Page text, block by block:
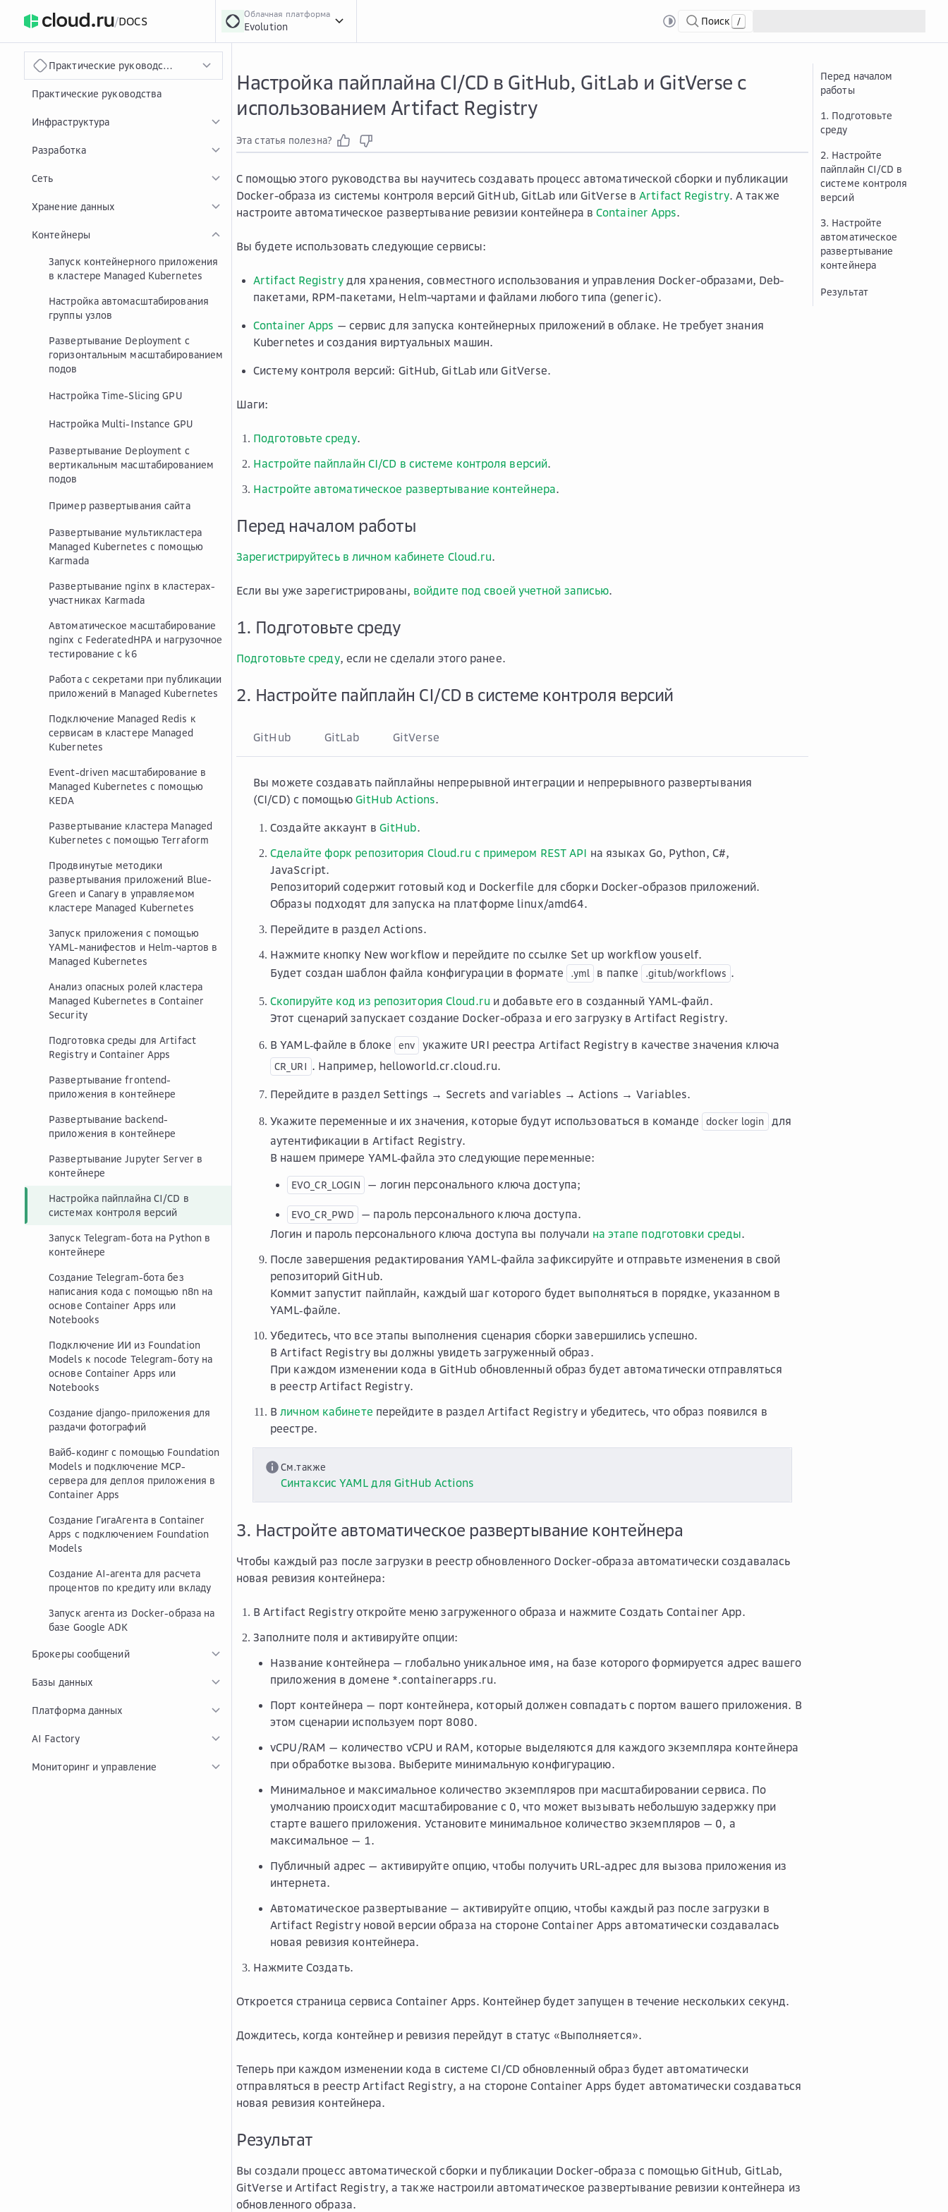
/DOCS
Облачная платформа
Evolution Поиск /
Практические руководства Evolution
Практические руководства
Инфраструктура
Разработка
Сеть
Хранение данных
Контейнеры
Запуск контейнерного приложения
в кластере Managed Kubernetes
Настройка автомасштабирования
группы узлов
Развертывание Deployment с
горизонтальным масштабированием
подов
Настройка Time-Slicing GPU
Настройка Multi-Instance GPU
Развертывание Deployment с
вертикальным масштабированием
подов
Пример развертывания сайта
Развертывание мультикластера
Managed Kubernetes с помощью
Karmada
Развертывание nginx в кластерах-
участниках Karmada
Автоматическое масштабирование
nginx с FederatedHPA и нагрузочное
тестирование с k6
Работа с секретами при публикации
приложений в Managed Kubernetes
Подключение Managed Redis к
сервисам в кластере Managed
Kubernetes
Event-driven масштабирование в
Managed Kubernetes с помощью
KEDA
Развертывание кластера Managed
Kubernetes с помощью Terraform
Продвинутые методики
развертывания приложений Blue-
Green и Canary в управляемом
кластере Managed Kubernetes
Запуск приложения с помощью
YAML-манифестов и Helm-чартов в
Managed Kubernetes
Анализ опасных ролей кластера
Managed Kubernetes в Container
Security
Подготовка среды для Artifact
Registry и Container Apps
Развертывание frontend-
приложения в контейнере
Развертывание backend-
приложения в контейнере
Развертывание Jupyter Server в
контейнере
Настройка пайплайна CI/CD в
системах контроля версий
Запуск Telegram-бота на Python в
контейнере
Создание Telegram-бота без
написания кода с помощью n8n на
основе Container Apps или
Notebooks
Подключение ИИ из Foundation
Models к nocode Telegram-боту на
основе Container Apps или
Notebooks
Создание django-приложения для
раздачи фотографий
Вайб-кодинг с помощью Foundation
Models и подключение MCP-
сервера для деплоя приложения в
Container Apps
Создание ГигаАгента в Container
Apps с подключением Foundation
Models
Создание AI-агента для расчета
процентов по кредиту или вкладу
Запуск агента из Docker-образа на
базе Google ADK
Брокеры сообщений
Базы данных
Платформа данных
AI Factory
Мониторинг и управление
Настройка пайплайна CI/CD в GitHub, GitLab и GitVerse с
использованием Artifact Registry
Эта статья полезна?
С помощью этого руководства вы научитесь создавать процесс автоматической сборки и публикации
Docker-образа из системы контроля версий GitHub, GitLab или GitVerse вArtifact Registry. А также
настроите автоматическое развертывание ревизии контейнера вContainer Apps.
Вы будете использовать следующие сервисы:
Artifact Registryдля хранения, совместного использования и управления Docker-образами, Deb-
пакетами, RPM-пакетами, Helm-чартами и файлами любого типа (generic).
Container Apps — сервис для запуска контейнерных приложений в облаке. Не требует знания
Kubernetes и создания виртуальных машин.
Систему контроля версий: GitHub, GitLab или GitVerse.
Шаги:
Подготовьте среду.
Настройте пайплайн CI/CD в системе контроля версий.
Настройте автоматическое развертывание контейнера.
Перед началом работы
Зарегистрируйтесь в личном кабинете Cloud.ru.
Если вы уже зарегистрированы, войдите под своей учетной записью.
1. Подготовьте среду
Подготовьте среду, если не сделали этого ранее.
2. Настройте пайплайн CI/CD в системе контроля версий
GitHub GitLab GitVerse
Вы можете создавать пайплайны непрерывной интеграции и непрерывного развертывания
(CI/CD) с помощью GitHub Actions.
Создайте аккаунт в GitHub.
Cделайте форк репозитория Cloud.ru с примером REST API на языках Go, Python, C#,
JavaScript.
Репозиторий содержит готовый код и Dockerfile для сборки Docker-образов приложений.
Образы подходят для запуска на платформе linux/amd64.
Перейдите в раздел Actions.
Нажмите кнопку New workflow и перейдите по ссылке Set up workflow youself.
Будет создан шаблон файла конфигурации в формате
.yml в папке .gitub/workflows .
Скопируйте код из репозитория Cloud.ru и добавьте его в созданный YAML-файл.
Этот сценарий запускает создание Docker-образа и его загрузку в Artifact Registry.
В YAML‑файле в блоке
env укажите URI реестра Artifact Registry в качестве значения ключа
CR_URI . Например, helloworld.cr.cloud.ru.
Перейдите в раздел Settings → Secrets and variables → Actions → Variables.
Укажите переменные и их значения, которые будут использоваться в команде
docker login
для
аутентификации в Artifact Registry.
В нашем примере YAML‑файла это следующие переменные:
EVO_CR_LOGIN — логин персонального ключа доступа;
EVO_CR_PWD
— пароль персонального ключа доступа.
Логин и пароль персонального ключа доступа вы получали на этапе подготовки среды.
После завершения редактирования YAML-файла зафиксируйте и отправьте изменения в свой
репозиторий GitHub.
Коммит запустит пайплайн, каждый шаг которого будет выполняться в порядке, указанном в
YAML‑файле.
Убедитесь, что все этапы выполнения сценария сборки завершились успешно.
В Artifact Registry вы должны увидеть загруженный образ.
При каждом изменении кода в GitHub обновленный образ будет автоматически отправляться
в реестр Artifact Registry.
Вличном кабинете перейдите в раздел Artifact Registry и убедитесь, что образ появился в
реестре.
См.также
Синтаксис YAML для GitHub Actions
3. Настройте автоматическое развертывание контейнера
Чтобы каждый раз после загрузки в реестр обновленного Docker-образа автоматически создавалась
новая ревизия контейнера:
В Artifact Registry откройте меню загруженного образа и нажмитеСоздать Container App.
Заполните поля и активируйте опции:
Название контейнера — глобально уникальное имя, на базе которого формируется адрес вашего
приложения в домене *.containerapps.ru.
Порт контейнера — порт контейнера, который должен совпадать с портом вашего приложения. В
этом сценарии используем порт 8080.
vCPU/RAM — количество vCPU и RAM, которые выделяются для каждого экземпляра контейнера
при обработке вызова. Выберите минимальную конфигурацию.
Минимальное и максимальное количество экземпляров при масштабировании сервиса. По
умолчанию происходит масштабирование с 0, что может вызывать небольшую задержку при
старте вашего приложения. Установите минимальное количество экземпляров — 0, а
максимальное — 1.
Публичный адрес — активируйте опцию, чтобы получить URL-адрес для вызова приложения из
интернета.
Автоматическое развертывание — активируйте опцию, чтобы каждый раз после загрузки в
Artifact Registry новой версии образа на стороне Container Apps автоматически создавалась
новая ревизия контейнера.
Нажмите Создать.
Откроется страница сервиса Container Apps. Контейнер будет запущен в течение нескольких секунд.
Дождитесь, когда контейнер и ревизия перейдут в статус «Выполняется».
Теперь при каждом изменении кода в системе CI/CD обновленный образ будет автоматически
отправляться в реестр Artifact Registry, а на стороне Container Apps будет автоматически создаваться
новая ревизия контейнера.
Результат
Вы создали процесс автоматической сборки и публикации Docker-образа с помощью GitHub, GitLab,
GitVerse и Artifact Registry, а также настроили автоматическое развертывание ревизии контейнера из
обновленного образа.
Перед началом
работы
1. Подготовьте
среду
2. Настройте
пайплайн CI/CD в
системе контроля
версий
3. Настройте
автоматическое
развертывание
контейнера
Результат